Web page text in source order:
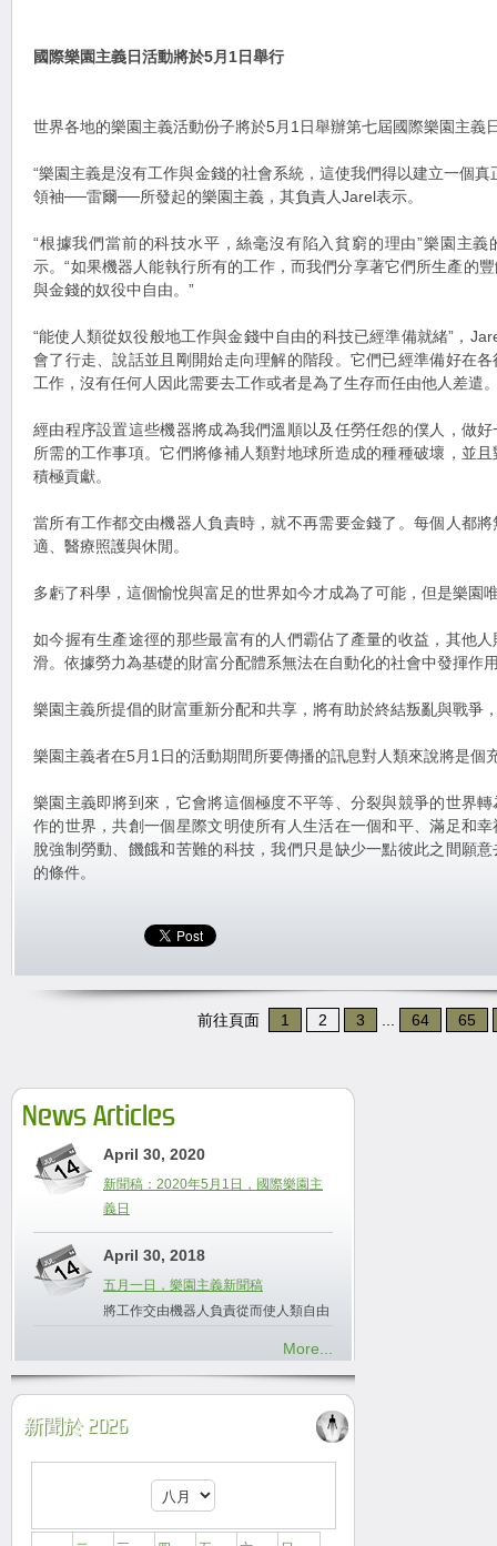
國際樂園主義日活動將於5月1日舉行
世界各地的樂園主義活動份子將於5月1日舉辦第七屆國際樂園主義
“樂園主義是沒有工作與金錢的社會系統，這使我們得以建立一個
領袖──雷爾──所發起的樂園主義，其負責人Jarel表示。
“根據我們當前的科技水平，絲毫沒有陷入貧窮的理由”樂園主
示。“如果機器人能執行所有的工作，而我們分享著它們所生產的
與金錢的奴役中自由。”
“能使人類從奴役般地工作與金錢中自由的科技已經準備就緒”，
會了行走、說話並且剛開始走向理解的階段。它們已經準備好在
工作，沒有任何人因此需要去工作或者是為了生存而任由他人差遣
經由程序設置這些機器將成為我們溫順以及任勞任怨的僕人，做
所需的工作事項。它們將修補人類對地球所造成的種種破壞，並
積極貢獻。
當所有工作都交由機器人負責時，就不再需要金錢了。每個人都
適、醫療照護與休閒。
多虧了科學，這個愉悅與富足的世界如今才成為了可能，但是樂園
如今握有生產途徑的那些最富有的人們霸佔了產量的收益，其他
滑。依據勞力為基礎的財富分配體系無法在自動化的社會中發揮作
樂園主義所提倡的財富重新分配和共享，將有助於終結叛亂與戰爭
樂園主義者在5月1日的活動期間所要傳播的訊息對人類來說將是個
樂園主義即將到來，它會將這個極度不平等、分裂與競爭的世界
作的世界，共創一個星際文明使所有人生活在一個和平、滿足和
脫強制勞動、饑餓和苦難的科技，我們只是缺少一點彼此之間願
的條件。
前往頁面 1 2 3 64 65
News Articles
April 30, 2020
新聞稿：2020年5月1日，國際樂園主
義日
April 30, 2018
五月一日，樂園主義新聞稿
將工作交由機器人負責從而使人類自由
More...
新聞於 2026